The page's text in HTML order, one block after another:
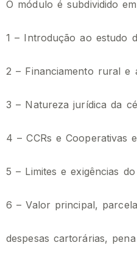
O módulo é subdividido
1 – Introdução ao estudo
2 – Financiamento rural e
3 – Natureza jurídica da
4 – CCRs e Cooperativas
5 – Limites e exigências
6 – Valor principal,
despesas cartorárias,